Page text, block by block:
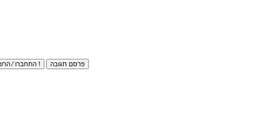
התחברו ⁄ הרשמו חינם ! פרסם תגובה